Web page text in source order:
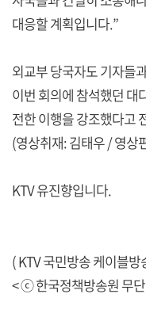
대응할 계획입니다.”
외교부 당국자도 기자들
이번 회의에 참석했던 대
전한 이행을 강조했다고
(영상취재: 김태우 / 영상
KTV 유진향입니다.
( KTV 국민방송 케이블
< ⓒ 한국정책방송원 무